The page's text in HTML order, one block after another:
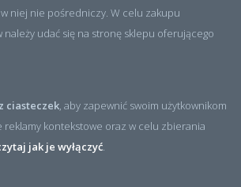
w niej nie pośredniczy. W celu zakupu
udać się na stronę sklepu oferującego
ciasteczek, aby zapewnić swoim użytkownikom
kontekstowe oraz w celu zbierania
jak je wyłączyć.